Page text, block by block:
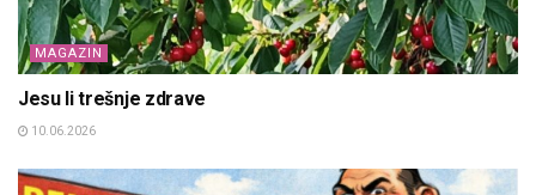
MAGAZIN
Jesu li trešnje zdrave
10.06.2026